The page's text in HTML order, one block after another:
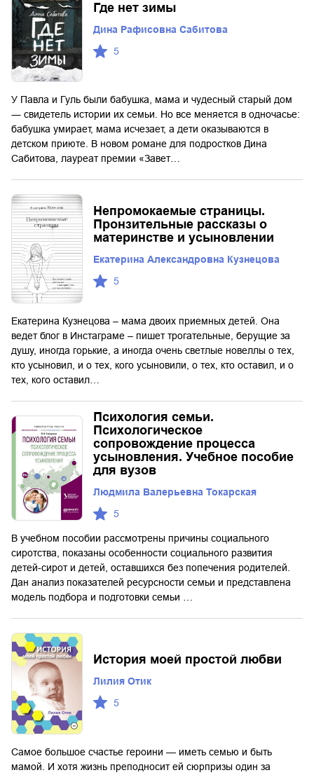
Где нет зимы
Дина Рафисовна Сабитова
5
У Павла и Гуль были бабушка, мама и чудесный старый дом
― свидетель истории их семьи. Но все меняется в одночасье:
бабушка умирает, мама исчезает, а дети оказываются в
детском приюте. В новом романе для подростков Дина
Сабитова, лауреат премии «Завет…
Непромокаемые страницы.
Пронзительные рассказы о
материнстве и усыновлении
Екатерина Александровна Кузнецова
5
Екатерина Кузнецова – мама двоих приемных детей. Она
ведет блог в Инстаграме – пишет трогательные, берущие за
душу, иногда горькие, а иногда очень светлые новеллы о тех,
кто усыновил, и о тех, кого усыновили, о тех, кто оставил, и о
тех, кого оставил…
Психология семьи.
Психологическое
сопровождение процесса
усыновления. Учебное пособие
для вузов
Людмила Валерьевна Токарская
5
В учебном пособии рассмотрены причины социального
сиротства, показаны особенности социального развития
детей-сирот и детей, оставшихся без попечения родителей.
Дан анализ показателей ресурсности семьи и представлена
модель подбора и подготовки семьи …
История моей простой любви
Лилия Отик
5
Самое большое счастье героини — иметь семью и быть
мамой. И хотя жизнь преподносит ей сюрпризы один за